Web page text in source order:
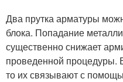
Два прутка арматуры
блока. Попадание
существенно снижает
проведенной процедуры.
то их связывают с